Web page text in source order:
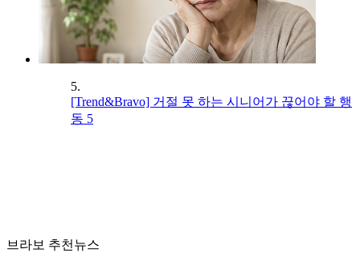
5.
[Trend&Bravo] 거절 못 하는 시니어가 끊어야 할 행
동 5
브라보 추천뉴스